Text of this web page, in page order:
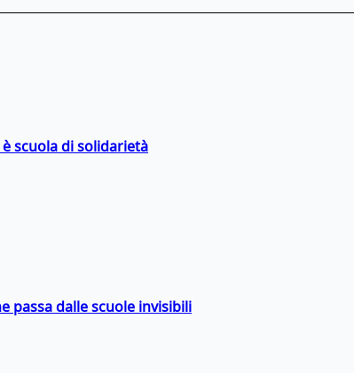
scuola di solidarietà
passa dalle scuole invisibili